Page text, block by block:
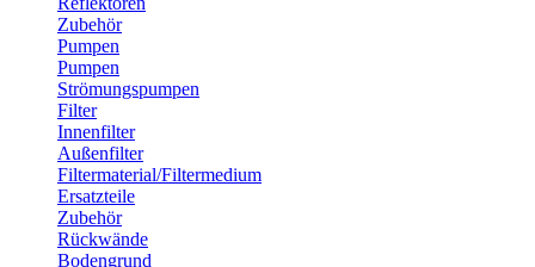
Zubehör
Pumpen
Pumpen
Strömungspumpen
Filter
Innenfilter
Außenfilter
Filtermaterial/Filtermedium
Ersatzteile
Zubehör
Rückwände
Bodengrund